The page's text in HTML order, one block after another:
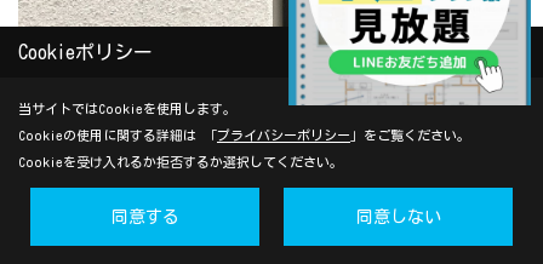
Cookieポリシー
当サイトではCookieを使用します。
Cookieの使用に関する詳細は 「プライバシーポリシー 」をご覧ください。
Cookieを受け入れるか拒否するか選択してください。
同意する 同意しない